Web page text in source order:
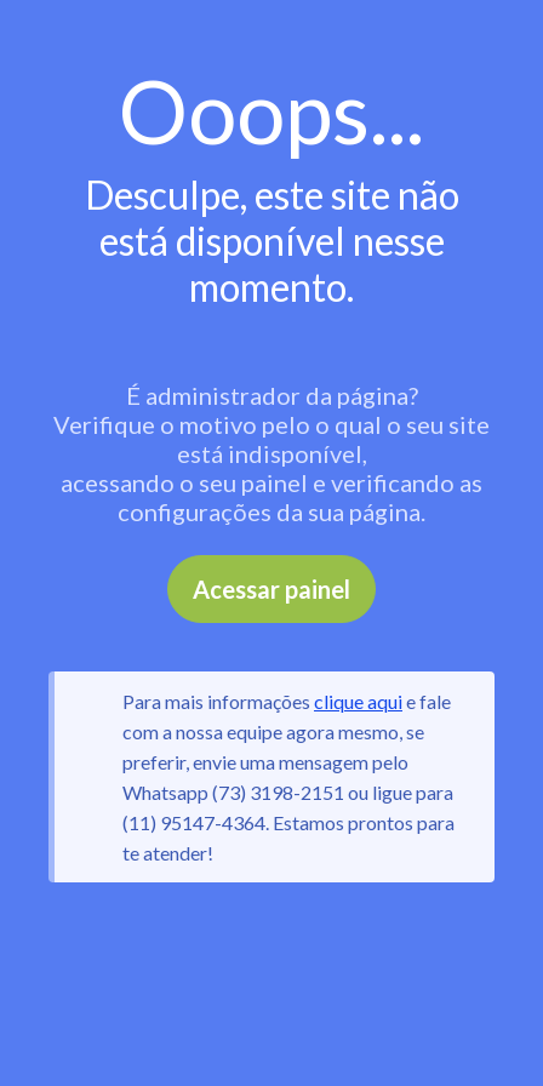
Ooops...
Desculpe, este site não
está disponível nesse
momento.
É administrador da página?
Verifique o motivo pelo o qual o seu site
está indisponível,
acessando o seu painel e verificando as
configurações da sua página.
Acessar painel
Para mais informações clique aquie fale
com a nossa equipe agora mesmo, se
preferir, envie uma mensagem pelo
Whatsapp (73) 3198-2151 ou ligue para
(11) 95147-4364. Estamos prontos para
te atender!